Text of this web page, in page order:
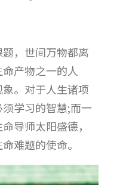
，世间万物都离
产物之一的人
。对于人生诸项
学习的智慧;而一
导师太阳盛德，
难题的使命。